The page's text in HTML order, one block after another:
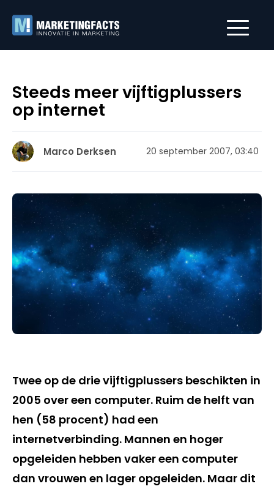
Steeds meer vijftigplussers
op internet
Marco Derksen 20 september 2007, 03:40
Twee op de drie vijftigplussers beschikten in
2005 over een computer. Ruim de helft van
hen (58 procent) had een
internetverbinding. Mannen en hoger
opgeleiden hebben vaker een computer
dan vrouwen en lager opgeleiden. Maar dit